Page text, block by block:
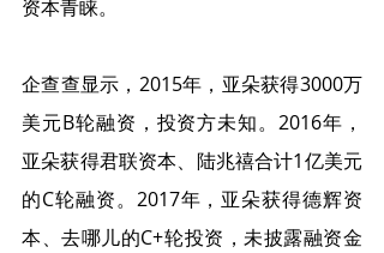
资本青睐。
企查查显示，2015年，亚朵获得3000万
美元B轮融资，投资方未知。2016年，
亚朵获得君联资本、陆兆禧合计1亿美元
的C轮融资。2017年，亚朵获得德辉资
本、去哪儿的C+轮投资，未披露融资金